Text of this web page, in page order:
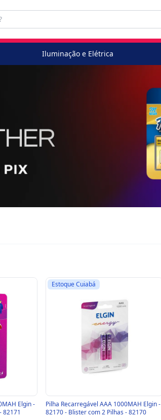
Iluminação e Elétrica
Elgin -
82171
Estoque Cuiabá
Pilha Recarregável AAA 1000MAH Elgin -
82170 - Blister com 2 Pilhas - 82170